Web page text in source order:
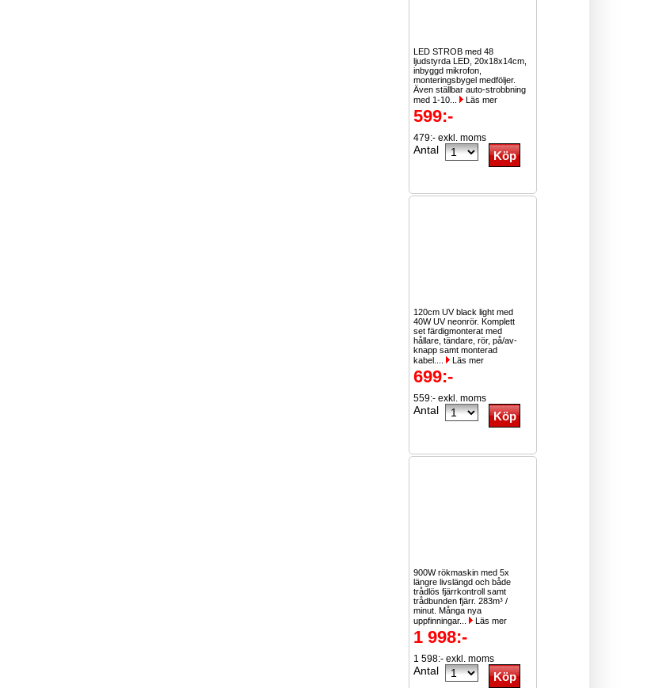
LED STROB med 48
ljudstyrda LED, 20x18x14cm,
inbyggd mikrofon,
monteringsbygel medföljer.
Även ställbar auto-strobbning
med 1-10...
Läs mer
599:-
479:- exkl. moms
Antal
120cm UV black light med
40W UV neonrör. Komplett
set färdigmonterat med
hållare, tändare, rör, på/av-
knapp samt monterad
kabel....
Läs mer
699:-
559:- exkl. moms
Antal
900W rökmaskin med 5x
längre livslängd och både
trådlös fjärrkontroll samt
trådbunden fjärr. 283m³ /
minut. Många nya
uppfinningar...
Läs mer
1 998:-
1 598:- exkl. moms
Antal